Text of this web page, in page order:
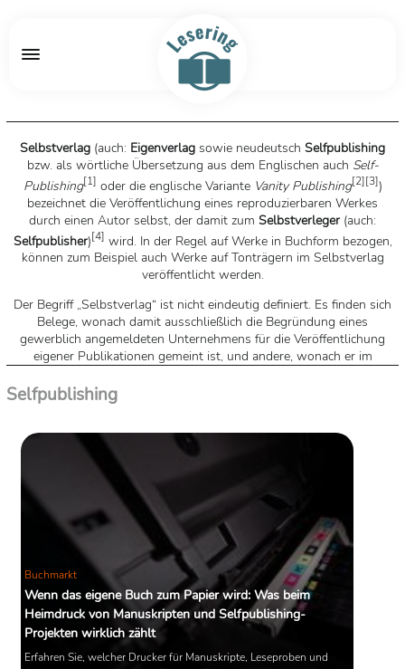
Selbstverlag (auch: Eigenverlag sowie neudeutsch Selfpublishing
bzw. als wörtliche Übersetzung aus dem Englischen auch Self-
Publishing[1] oder die englische Variante Vanity Publishing[2][3])
bezeichnet die Veröffentlichung eines reproduzierbaren Werkes
durch einen Autor selbst, der damit zum Selbstverleger (auch:
Selfpublisher)[4] wird. In der Regel auf Werke in Buchform bezogen,
können zum Beispiel auch Werke auf Tonträgern im Selbstverlag
veröffentlicht werden.
Der Begriff „Selbstverlag“ ist nicht eindeutig definiert. Es finden sich
Belege, wonach damit ausschließlich die Begründung eines
gewerblich angemeldeten Unternehmens für die Veröffentlichung
eigener Publikationen gemeint ist, und andere, wonach er im
überhaupt bedeuten kann.
Selfpublishing
Buchmarkt
Wenn das eigene Buch zum Papier wird: Was beim
Heimdruck von Manuskripten und Selfpublishing-
Projekten wirklich zählt
Erfahren Sie, welcher Drucker für Manuskripte, Leseproben und